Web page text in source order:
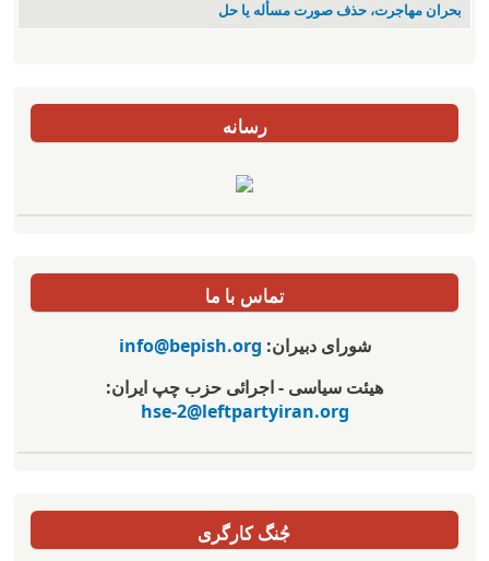
بحران مهاجرت‌، حذف صورت مسأله یا حل
رسانه
تماس با ما
شورای دبیران:info@bepish.org
هیئت سیاسی - اجرائی حزب چپ ایران:
hse-2@leftpartyiran.org
جُنگ کارگری